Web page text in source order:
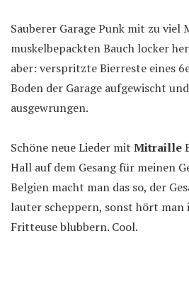
Sauberer Garage Punk mit zu viel
muskelbepackten Bauch locker
aber: verspritzte Bierreste eines
Boden der Garage aufgewischt
ausgewrungen.
Schöne neue Lieder mit Mitraille
Hall auf dem Gesang für meinen
Belgien macht man das so, der
lauter scheppern, sonst hört
Fritteuse blubbern. Cool.